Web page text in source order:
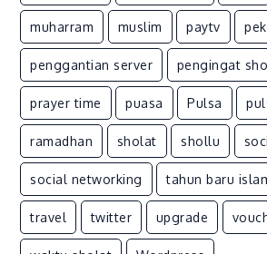
muharram muslim paytv
penggantian server pengingat
prayer time puasa Pulsa
ramadhan sholat shollu
social networking tahun baru
travel twitter upgrade